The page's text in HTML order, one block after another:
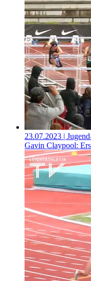
23.07.2023 |
Gavin Claypool: